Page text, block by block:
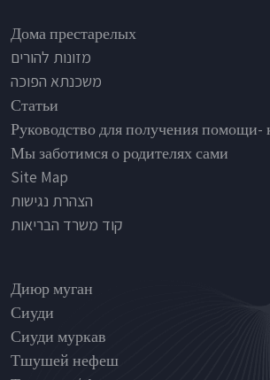
Footer
Дома престарелых
מזונות להורים
משכנתא הפוכה
Статьи
Руководство для получения помощи-
Мы заботимся о родителях сами
Site Map
הצהרת נגישות
קוד משרד הבריאות
Nursinghouse type
Диюр муган
Сиуди
Сиуди муркав
Тшушей нефеш